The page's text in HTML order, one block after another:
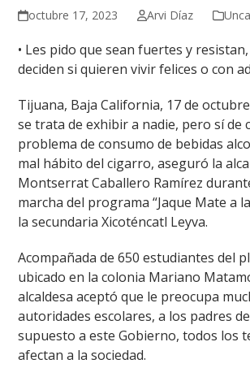
octubre 17, 2023 Arvi Díaz
• Les pido que sean fuertes y
deciden si quieren vivir felices o con
Tijuana, Baja California, 17 de
se trata de exhibir a nadie, pero sí de
problema de consumo de bebidas
mal hábito del cigarro, aseguró la
Montserrat Caballero Ramírez
marcha del programa “Jaque Mate a
la secundaria Xicoténcatl Leyva.
Acompañada de 650 estudiantes del
ubicado en la colonia Mariano
alcaldesa aceptó que le preocupa
autoridades escolares, a los padres
supuesto a este Gobierno, todos los
afectan a la sociedad.